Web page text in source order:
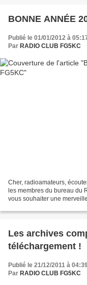
BONNE ANNÉE
Publié le 01/01/2012 à
Par RADIO CLUB FG5KC
Cher, radioamateurs,
les membres du bureau du
vous souhaiter une
Les archives
téléchargement !
Publié le 21/12/2011 à
Par RADIO CLUB FG5KC